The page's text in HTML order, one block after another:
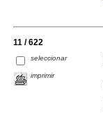
11 / 622
seleccionar
imprimir